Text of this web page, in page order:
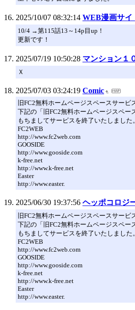
2025/10/07 08:32:14 WEB漫画サイ
10/4 →第115話13～14p目up！
更新です！
2025/07/19 10:50:28 マンション１
Ｘ
2025/07/03 03:24:19 Comic
旧FC2無料ホームページスペースサービ
下記の「旧FC2無料ホームページスペー
もちましてサービスを終了いたしました。
FC2WEB
http://www.fc2web.com
GOOSIDE
http://www.gooside.com
k-free.net
http://www.k-free.net
Easter
http://www.easter.
2025/06/30 19:37:56 ヘッポコロジ
旧FC2無料ホームページスペースサービ
下記の「旧FC2無料ホームページスペー
もちましてサービスを終了いたしました。
FC2WEB
http://www.fc2web.com
GOOSIDE
http://www.gooside.com
k-free.net
http://www.k-free.net
Easter
http://www.easter.